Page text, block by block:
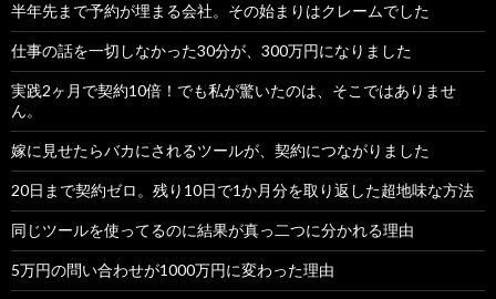
半年先まで予約が埋まる会社。その始まりはクレームでした
仕事の話を一切しなかった30分が、300万円になりました
実践2ヶ月で契約10倍！でも私が驚いたのは、そこではありませ
ん。
嫁に見せたらバカにされるツールが、契約につながりました
20日まで契約ゼロ。残り10日で1か月分を取り返した超地味な方法
同じツールを使ってるのに結果が真っ二つに分かれる理由
5万円の問い合わせが1000万円に変わった理由